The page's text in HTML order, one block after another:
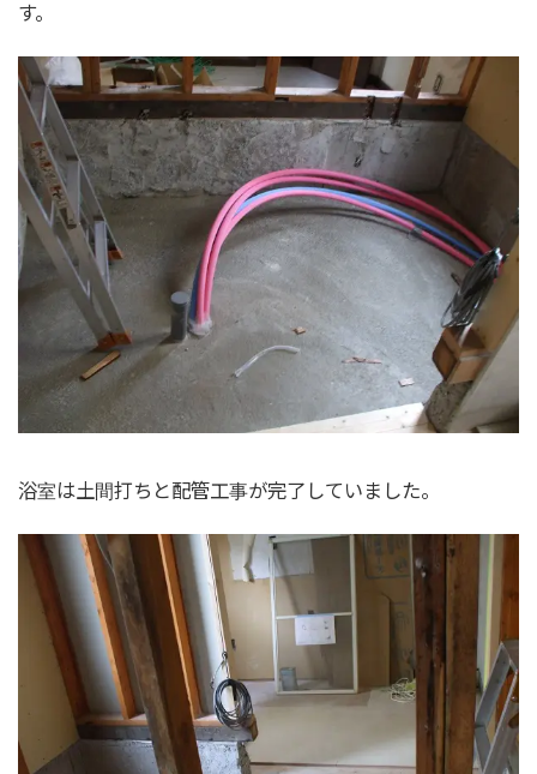
す。
浴室は土間打ちと配管工事が完了していました。